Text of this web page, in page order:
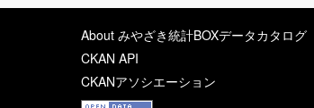
About みやざき統計BOXデータカタログ
CKAN API
CKANアソシエーション